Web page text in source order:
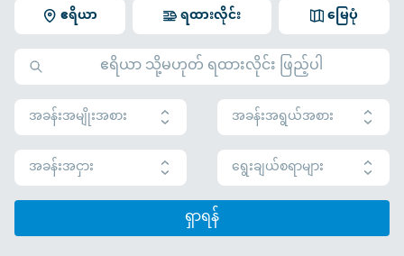
ဧရိယာ မြေပုံ
ရထားလိုင်း
အခန်းအမျိုးအစား
အခန်းအရွယ်အစား
အခန်းအငှား
ရွေးချယ်စရာများ
ရှာရန်